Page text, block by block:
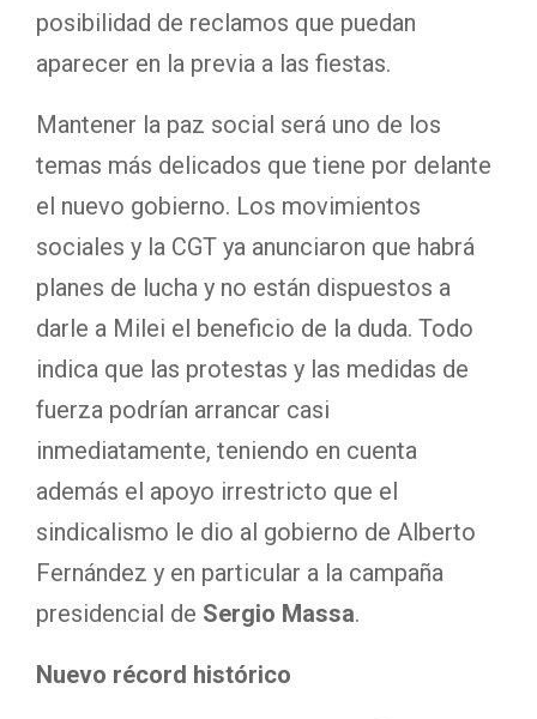
posibilidad de reclamos que puedan
aparecer en la previa a las fiestas.
Mantener la paz social será uno de los
temas más delicados que tiene por delante
el nuevo gobierno. Los movimientos
sociales y la CGT ya anunciaron que habrá
planes de lucha y no están dispuestos a
darle a Milei el beneficio de la duda. Todo
indica que las protestas y las medidas de
fuerza podrían arrancar casi
inmediatamente, teniendo en cuenta
además el apoyo irrestricto que el
sindicalismo le dio al gobierno de Alberto
Fernández y en particular a la campaña
presidencial de Sergio Massa.
Nuevo récord histórico